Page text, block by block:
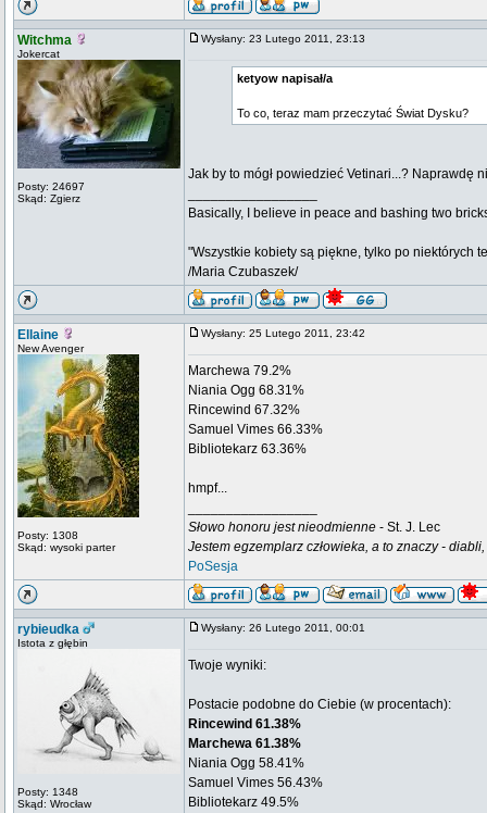
Witchma
Jokercat
Posty: 24697
Skąd: Zgierz
Wysłany: 23 Lutego 2011, 23:13
ketyow napisał/a
To co, teraz mam przeczytać Świat Dysku?
Jak by to mógł powiedzieć Vetinari...? Naprawdę
Basically, I believe in peace and bashing two
"Wszystkie kobiety są piękne, tylko po niektórych
/Maria Czubaszek/
Ellaine
New Avenger
Posty: 1308
Skąd: wysoki parter
Wysłany: 25 Lutego 2011, 23:42
Marchewa 79.2%
Niania Ogg 68.31%
Rincewind 67.32%
Samuel Vimes 66.33%
Bibliotekarz 63.36%
hmpf...
Słowo honoru jest nieodmienne - St. J. Lec
Jestem egzemplarz człowieka, a to znaczy -
PoSesja
rybieudka
Istota z głębin
Posty: 1348
Skąd: Wrocław
Wysłany: 26 Lutego 2011, 00:01
Twoje wyniki:
Postacie podobne do Ciebie (w procentach):
Rincewind 61.38%
Marchewa 61.38%
Niania Ogg 58.41%
Samuel Vimes 56.43%
Bibliotekarz 49.5%